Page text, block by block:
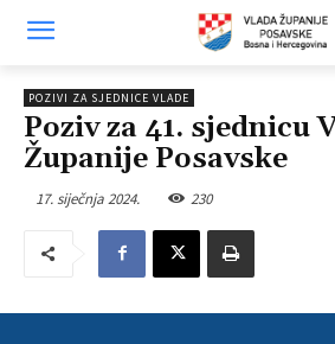
POZIVI ZA SJEDNICE VLADE
Poziv za 41. sjednicu
Županije Posavske
17. siječnja 2024. 230